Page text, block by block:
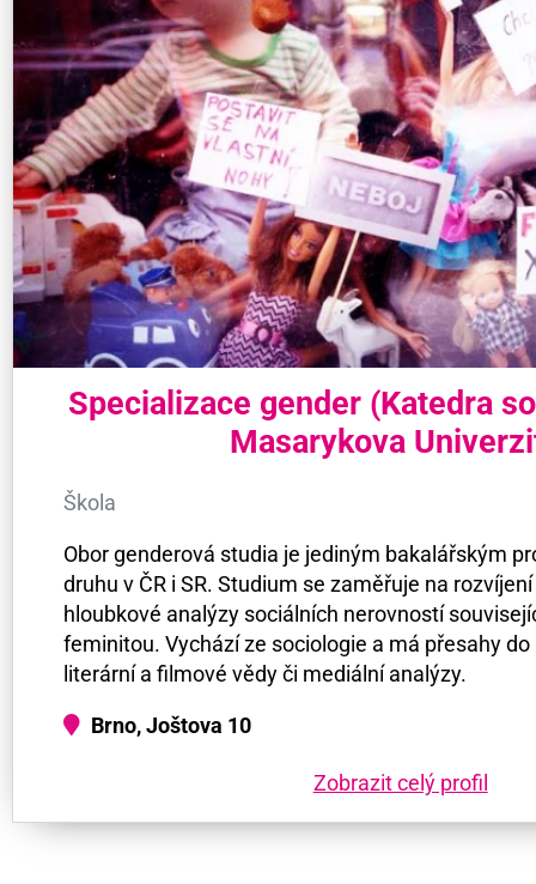
Specializace gender (Katedra
Masarykova
Škola
Obor genderová studia je jediným bakalářským
druhu v ČR i SR. Studium se zaměřuje na
hloubkové analýzy sociálních nerovností
feminitou. Vychází ze sociologie a má přesahy
literární a filmové vědy či mediální analýzy.
Brno, Joštova 10
Zobrazit celý profil